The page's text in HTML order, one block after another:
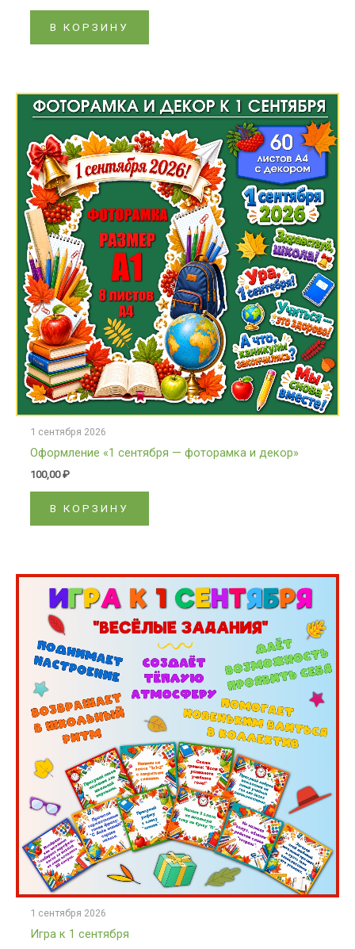
В КОРЗИНУ
1 сентября 2026
Оформление «1 сентября — фоторамка и декор»
100,00₽
В КОРЗИНУ
1 сентября 2026
Игра к 1 сентября